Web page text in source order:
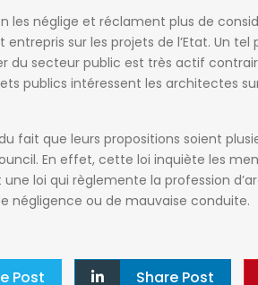
les néglige et réclament plus de
sur les projets de l’Etat. Un
du secteur public est très actif
publics intéressent les architectes
fait que leurs propositions soient
En effet, cette loi inquiète les
loi qui règlemente la profession
négligence ou de mauvaise conduite.
Post Share Post